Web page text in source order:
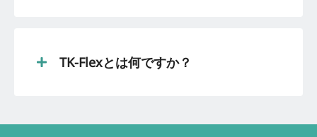
TK-Flexとは何ですか？